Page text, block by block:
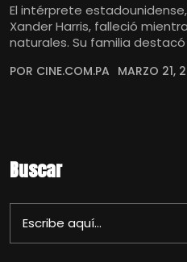
El intérprete
Xander Harris, falleció
naturales. Su familia destacó
POR CINE.COM.PA MARZO 21,
Buscar